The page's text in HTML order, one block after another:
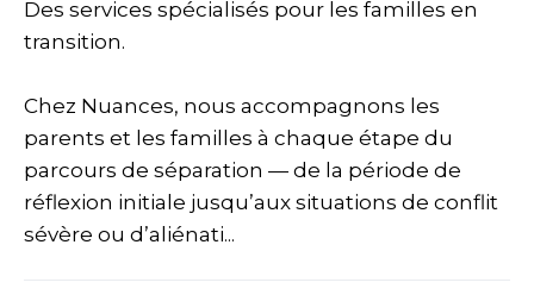
Des services spécialisés pour les familles en
transition.
Chez Nuances, nous accompagnons les
parents et les familles à chaque étape du
parcours de séparation — de la période de
réflexion initiale jusqu’aux situations de conflit
sévère ou d’aliénati...